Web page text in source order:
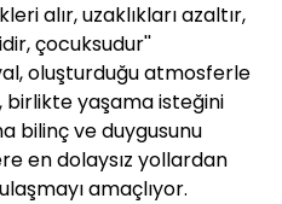
alır, uzaklıkları azaltır,
çocuksudur''
oluşturduğu atmosferle
birlikte yaşama isteğini
bilinç ve duygusunu
en dolaysız yollardan
amaçlıyor.